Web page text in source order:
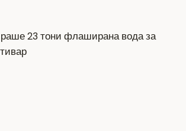
23 тони флаширана вода за